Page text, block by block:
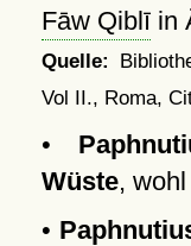
Fāw Qiblīin
Quelle:
Vol II., Roma,
•
Wüste,
•